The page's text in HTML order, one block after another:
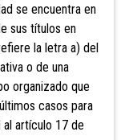
se encuentra en
sus títulos en
la letra a) del
o de una
organizado que
casos para
artículo 17 de